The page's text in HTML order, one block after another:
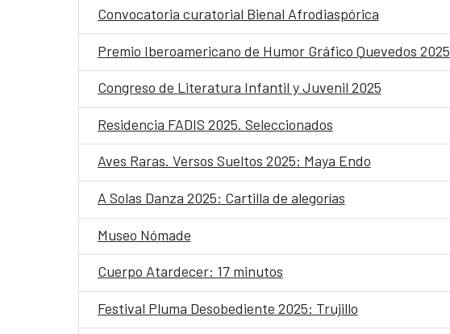
Convocatoria curatorial Bienal Afrodiaspórica
Premio Iberoamericano de Humor Gráfico Quevedos 2025
Congreso de Literatura Infantil y Juvenil 2025
Residencia FADIS 2025. Seleccionados
Aves Raras. Versos Sueltos 2025: Maya Endo
A Solas Danza 2025: Cartilla de alegorías
Museo Nómade
Cuerpo Atardecer: 17 minutos
Festival Pluma Desobediente 2025: Trujillo